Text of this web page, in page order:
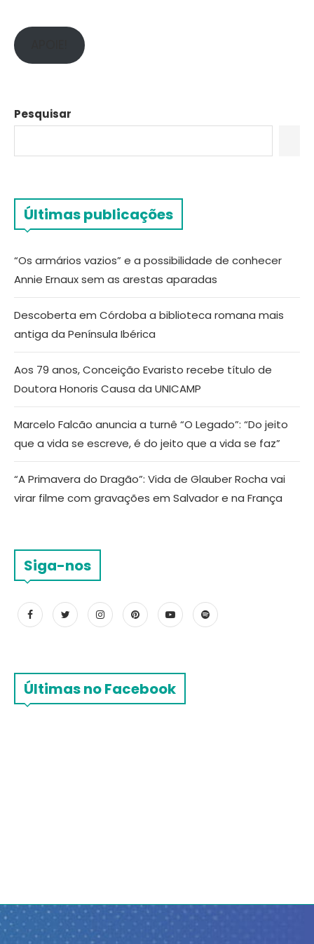
Pesquisar
Últimas publicações
“Os armários vazios” e a possibilidade de conhecer
Annie Ernaux sem as arestas aparadas
Descoberta em Córdoba a biblioteca romana mais
antiga da Península Ibérica
Aos 79 anos, Conceição Evaristo recebe título de
Doutora Honoris Causa da UNICAMP
Marcelo Falcão anuncia a turnê “O Legado”: “Do jeito
que a vida se escreve, é do jeito que a vida se faz”
“A Primavera do Dragão”: Vida de Glauber Rocha vai
virar filme com gravações em Salvador e na França
Siga-nos
Últimas no Facebook